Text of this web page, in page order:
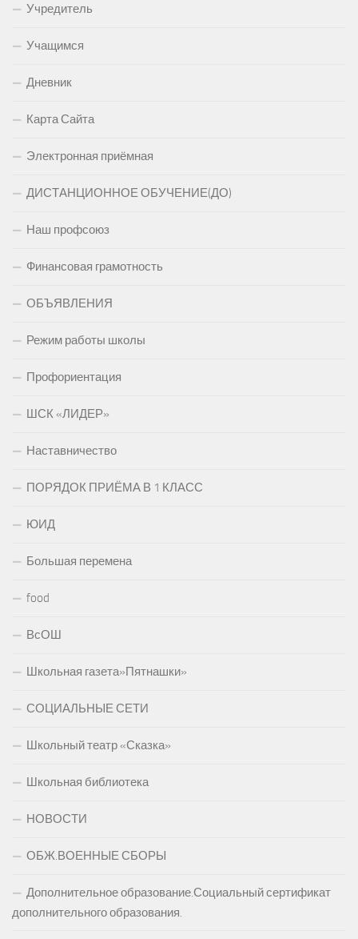
Учредитель
Учащимся
Дневник
Карта Сайта
Электронная приёмная
ДИСТАНЦИОННОЕ ОБУЧЕНИЕ(ДО)
Наш профсоюз
Финансовая грамотность
ОБЪЯВЛЕНИЯ
Режим работы школы
Профориентация
ШСК «ЛИДЕР»
Наставничество
ПОРЯДОК ПРИЁМА В 1 КЛАСС
ЮИД
Большая перемена
food
ВсОШ
Школьная газета»Пятнашки»
СОЦИАЛЬНЫЕ СЕТИ
Школьный театр «Сказка»
Школьная библиотека
НОВОСТИ
ОБЖ.ВОЕННЫЕ СБОРЫ
Дополнительное образование.Социальный сертификат
дополнительного образования.